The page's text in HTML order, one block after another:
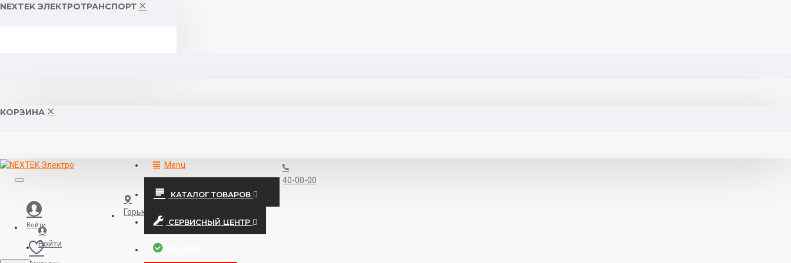
NEXTEK ЭЛЕКТРОТРАНСПОРТ
КОРЗИНА
Войти
Menu
КАТАЛОГ ТОВАРОВ
СЕРВИСНЫЙ ЦЕНТР
40-00-00
Горького 55 (10:00-19:00)
Войти